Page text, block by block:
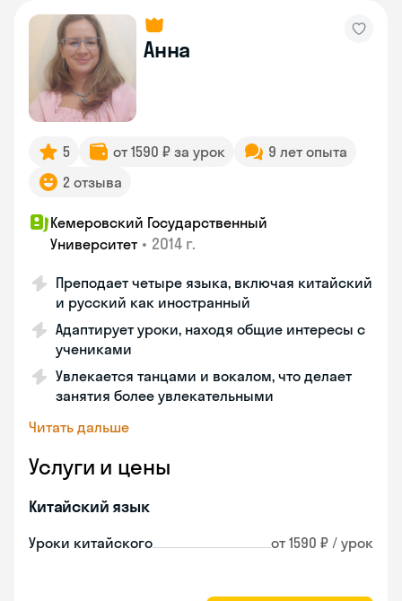
Анна
5 от 1590 ₽ за урок
9 лет опыта
2 отзыва
Кемеровский Государственный
Университет • 2014 г.
Преподает четыре языка, включая китайский
и русский как иностранный
Адаптирует уроки, находя общие интересы с
учениками
Увлекается танцами и вокалом, что делает
занятия более увлекательными
Читать дальше
Услуги и цены
Китайский язык
Уроки китайского от 1590 ₽ / урок